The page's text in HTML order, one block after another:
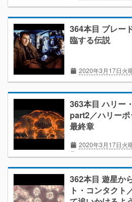
364本目 ブレー
臨する伝説
2020年3月17日火
363本目 ハリー
part2／ハリー
最終章
2020年3月17日火
362本目 遊星か
ト・コンタクト